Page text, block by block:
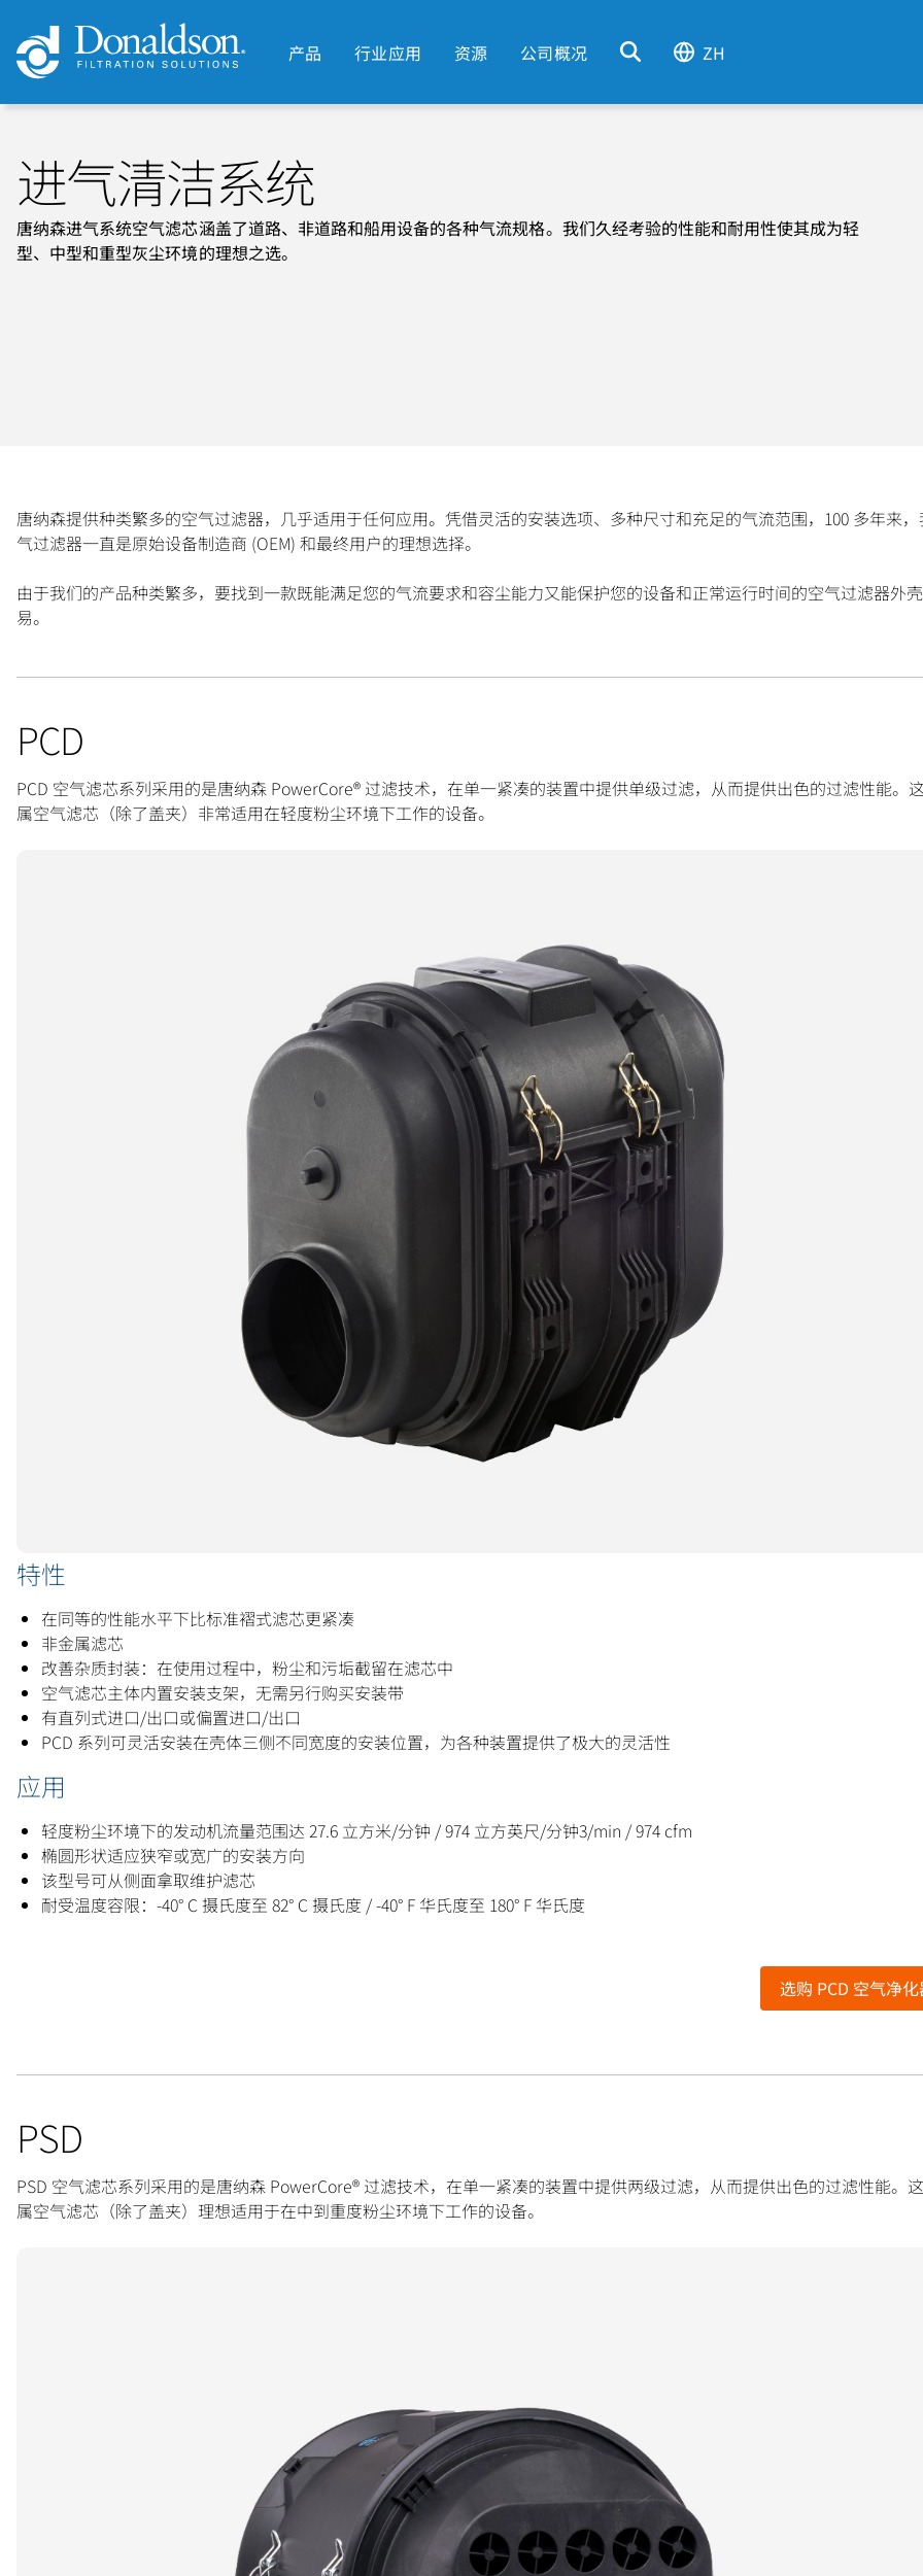
产品 行业应用 资源 公司概况 ZH
进气清洁系统
唐纳森进气系统空气滤芯涵盖了道路、非道路和船用设备的各种气流规格。我们久经考验的性能和耐用性使其成为轻
型、中型和重型灰尘环境的理想之选。
唐纳森提供种类繁多的空气过滤器，几乎适用于任何应用。凭借灵活的安装选项、多种尺寸和充足的气流范围，100 多年来
气过滤器一直是原始设备制造商 (OEM) 和最终用户的理想选择。
由于我们的产品种类繁多，要找到一款既能满足您的气流要求和容尘能力又能保护您的设备和正常运行时间的空气过滤器外
易。
PCD
PCD 空气滤芯系列采用的是唐纳森 PowerCore® 过滤技术，在单一紧凑的装置中提供单级过滤，从而提供出色的过滤性能。
属空气滤芯（除了盖夹）非常适用在轻度粉尘环境下工作的设备。
特性
在同等的性能水平下比标准褶式滤芯更紧凑
非金属滤芯
改善杂质封装：在使用过程中，粉尘和污垢截留在滤芯中
空气滤芯主体内置安装支架，无需另行购买安装带
有直列式进口/出口或偏置进口/出口
PCD 系列可灵活安装在壳体三侧不同宽度的安装位置，为各种装置提供了极大的灵活性
应用
轻度粉尘环境下的发动机流量范围达 27.6 立方米/分钟 / 974 立方英尺/分钟3/min / 974 cfm
椭圆形状适应狭窄或宽广的安装方向
该型号可从侧面拿取维护滤芯
耐受温度容限：-40° C 摄氏度至 82° C 摄氏度 / -40° F 华氏度至 180° F 华氏度
选购 PCD 空气净
PSD
PSD 空气滤芯系列采用的是唐纳森 PowerCore® 过滤技术，在单一紧凑的装置中提供两级过滤，从而提供出色的过滤性能。
属空气滤芯（除了盖夹）理想适用于在中到重度粉尘环境下工作的设备。